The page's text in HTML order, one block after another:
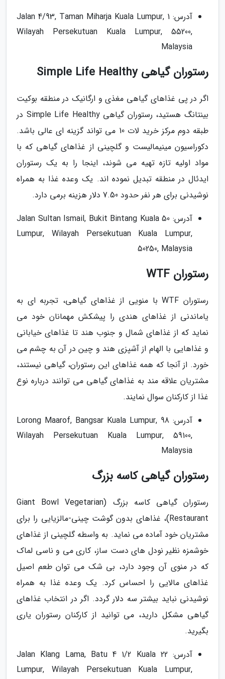
آدرس: 1 Jalan 4/93, Taman Miharja Kuala Lumpur,
Wilayah Persekutuan Kuala Lumpur, 55200,
Malaysia
رستوران گیاهی Simple Life Healthy
اگر در پی غذاهای گیاهی مغذی و ارگانیک در منطقه بوکیت
بینتانگ هستید، رستوران گیاهی Simple Life Healthy در
طبقه دوم مرکز خرید لات 10 می تواند گزینه ای عالی باشد.
دکوراسیون مینیمالیست و گلچینی از غذاهای گیاهی که با
مواد اولیه تازه تهیه می شوند، اینجا را به یک رستوران
ایدئال در منطقه تبدیل نموده اند. یک وعده غذا به همراه
نوشیدنی برای هر نفر حدود 7.50 دلار هزینه برمی دارد.
آدرس: 50 Jalan Sultan Ismail, Bukit Bintang Kuala
Lumpur, Wilayah Persekutuan Kuala Lumpur,
50250, Malaysia
رستوران WTF
رستوران WTF با منویی از غذاهای گیاهی، تجربه ای به
یاماندنی از غذاهای هندی را پیشکش مهمانان خود می
نماید که از غذاهای شمال و جنوب هند تا غذاهای خیابانی
و غذاهایی با الهام از آشپزی هند و چین در آن به چشم می
خورد. از آنجا که همه غذاهای این رستوران، گیاهی نیستند،
مشتریان علاقه مند به غذاهای گیاهی می توانند درباره نوع
غذا از کارکنان سوال نمایند.
آدرس: 98 Lorong Maarof, Bangsar Kuala Lumpur,
Wilayah Persekutuan Kuala Lumpur, 59100,
Malaysia
رستوران گیاهی کاسه بزرگ
رستوران گیاهی کاسه بزرگ (Giant Bowl Vegetarian
Restaurant)، غذاهای بدون گوشت چینی-مالزیایی را برای
مشتریان خود آماده می نماید. به واسطه گلچینی از غذاهای
خوشمزه نظیر نودل های دست ساز، کاری می و ناسی لماک
که در منوی آن وجود دارد، بی شک می توان طعم اصیل
غذاهای مالایی را احساس کرد. یک وعده غذا به همراه
نوشیدنی نباید بیشتر سه دلار گردد. اگر در انتخاب غذاهای
گیاهی مشکل دارید، می توانید از کارکنان رستوران یاری
بگیرید.
آدرس: 22 Jalan Klang Lama, Batu 4 1/2 Kuala
Lumpur, Wilayah Persekutuan Kuala Lumpur,